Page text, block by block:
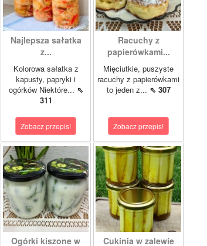
Najlepsza sałatka
z...
Kolorowa sałatka z
kapusty, papryki i
ogórków Niektóre... ⇖
311
Zobacz przepis!
Racuchy z
papierówkami...
Mięciutkie, puszyste
racuchy z papierówkami
to jeden z... ⇖ 307
Zobacz przepis!
Ogórki kiszone w Cukinia w zalewie